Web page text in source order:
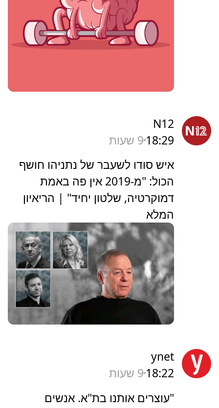
N12
18:29 9 שעות
איש סודו לשעבר של נתניהו חושף
הכול: "מ-2019 אין פה באמת
דמוקרטיה, שלטון יחיד" | הריאיון
המלא
ynet
18:22 9 שעות
"עוצרים אותנו בת"א. אנשים